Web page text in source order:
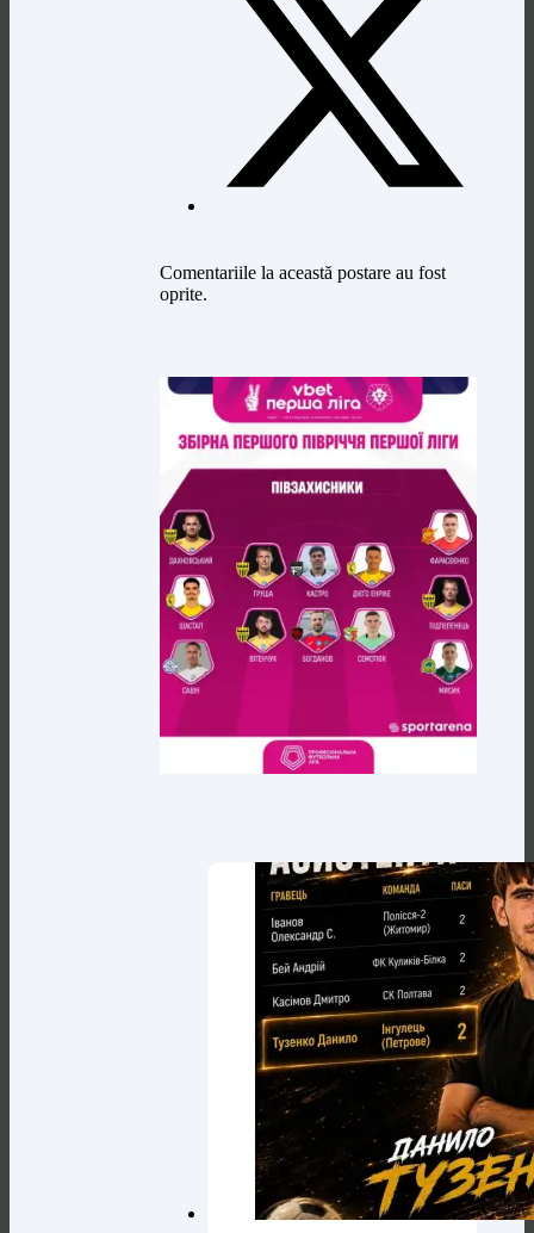
Comentariile la această postare au fost
oprite.